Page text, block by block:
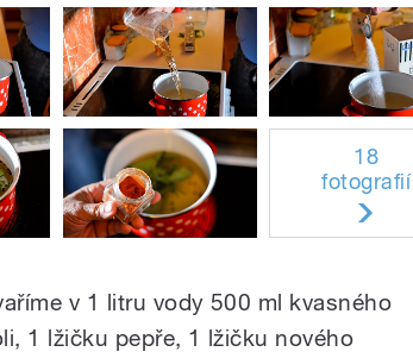
18
fotografií
v 1 litru vody 500 ml kvasného
1 lžičku pepře, 1 lžičku nového